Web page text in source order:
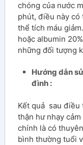
chóng của nước
phút, điều này có
thể tích máu
hoặc albumin
những đối tượng
Hướng dẫn
đình :
Kết quả sau điều
thận hư nhạy
chính là có
bình thường tuổi